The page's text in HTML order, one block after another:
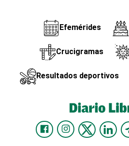
Efemérides
Crucigramas
Resultados deportivos